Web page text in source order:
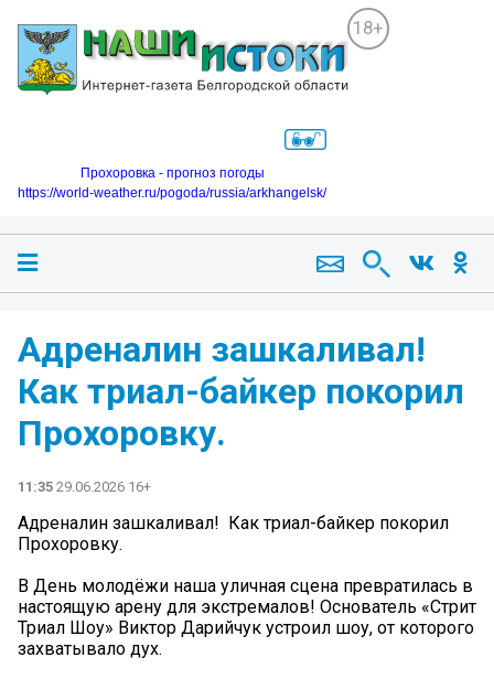
18+
Прохоровка - прогноз погоды
https://world-weather.ru/pogoda/russia/arkhangelsk/
Адреналин зашкаливал! ‍
Как триал-байкер покорил
Прохоровку.
11:35 29.06.2026 16+
Адреналин зашкаливал! ‍ Как триал-байкер покорил
Прохоровку.
В День молодёжи наша уличная сцена превратилась в
настоящую арену для экстремалов! Основатель «Стрит
Триал Шоу» Виктор Дарийчук устроил шоу, от которого
захватывало дух.